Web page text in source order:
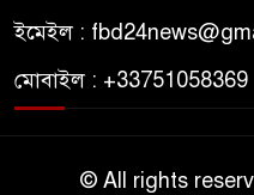
ইমেইল :
মোবাইল : +33751058369
© All rights